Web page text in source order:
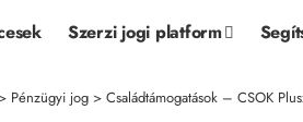
Szerzi jogi platform
Pénzügyi jog> Családtámogatások – CSOK